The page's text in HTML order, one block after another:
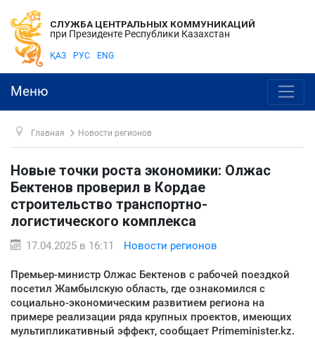
СЛУЖБА ЦЕНТРАЛЬНЫХ КОММУНИКАЦИЙ
при Президенте Республики Казахстан
ҚАЗ РУС ENG
Меню
Главная Новости регионов
Новые точки роста экономики: Олжас
Бектенов проверил в Кордае
строительство транспортно-
логистического комплекса
17.04.2025 в 16:11 Новости регионов
Премьер-министр Олжас Бектенов с рабочей поездкой
посетил Жамбылскую область, где ознакомился с
социально-экономическим развитием региона на
примере реализации ряда крупных проектов, имеющих
мультипликативный эффект, сообщает Primeminister.kz.